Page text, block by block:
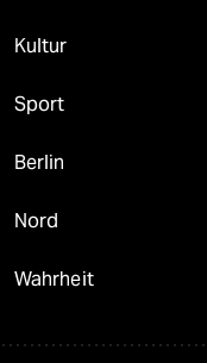
Kultur
Sport
Berlin
Nord
Wahrheit